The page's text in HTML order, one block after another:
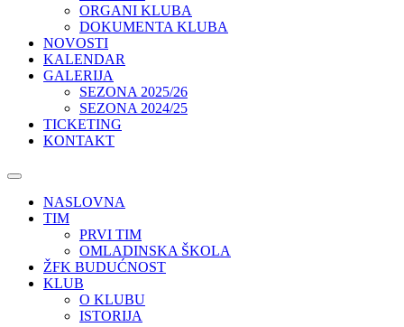
ORGANI KLUBA
DOKUMENTA KLUBA
NOVOSTI
KALENDAR
GALERIJA
SEZONA 2025/26
SEZONA 2024/25
TICKETING
KONTAKT
NASLOVNA
TIM
PRVI TIM
OMLADINSKA ŠKOLA
ŽFK BUDUĆNOST
KLUB
O KLUBU
ISTORIJA